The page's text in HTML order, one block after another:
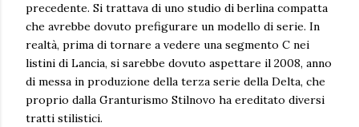
precedente. Si trattava di uno studio di berlina compatta
che avrebbe dovuto prefigurare un modello di serie. In
realtà, prima di tornare a vedere una segmento C nei
listini di Lancia, si sarebbe dovuto aspettare il 2008, anno
di messa in produzione della terza serie della Delta, che
proprio dalla Granturismo Stilnovo ha ereditato diversi
tratti stilistici.